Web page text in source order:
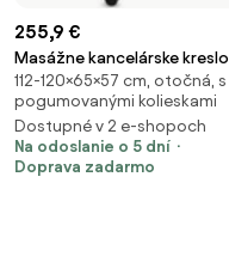
255,9 €
Masážne kancelárske kreslo
Boss 6.0 sivé
112-120×65×57 cm, otočná, s
pogumovanými kolieskami
Dostupné v 2 e-shopoch
Na odoslanie o 5 dní
Doprava zadarmo